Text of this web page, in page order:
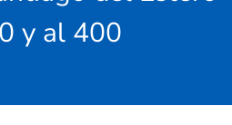
y al 400